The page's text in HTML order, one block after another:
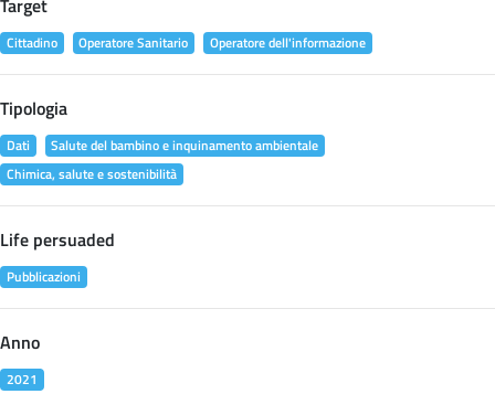
Cittadino Operatore Sanitario Operatore dell'informazione
Tipologia
Dati
Salute del bambino e inquinamento ambientale
Chimica, salute e sostenibilità
Life persuaded
Pubblicazioni
Anno
2021